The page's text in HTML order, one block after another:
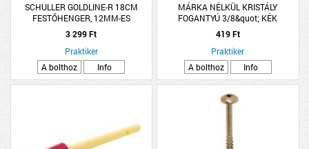
SCHULLER GOLDLINE-R 18CM
FESTŐHENGER, 12MM-ES
SZÁLHOSSZ, NYÉLLEL
3 299 Ft
Praktiker
A bolthoz
Info
MÁRKA NÉLKÜL KRISTÁLY
FOGANTYÚ 3/8&quot; KÉK
PATTINTÓS
419 Ft
Praktiker
A bolthoz
Info